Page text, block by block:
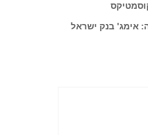
אימג' בנק ישראל